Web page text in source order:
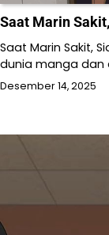
Saat Marin
Saat Marin Sakit,
dunia manga dan
Desember 14, 2025